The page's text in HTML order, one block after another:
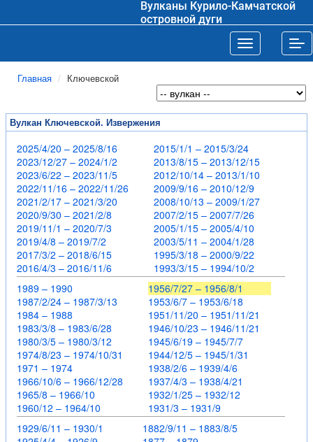
Вулканы Курило-Камчатской
островной дуги
Toggle
Главная Ключевской
Вулкан Ключевской. Извержения
2025/4/20 – 2025/8/16
2023/12/27 – 2024/1/2
2023/6/22 – 2023/11/5
2022/11/16 – 2022/11/26
2021/2/17 – 2021/3/20
2020/9/30 – 2021/2/8
2019/11/1 – 2020/7/3
2019/4/8 – 2019/7/2
2017/3/2 – 2018/6/15
2016/4/3 – 2016/11/6
2015/1/1 – 2015/3/24
2013/8/15 – 2013/12/15
2012/10/14 – 2013/1/10
2009/9/16 – 2010/12/9
2008/10/13 – 2009/1/27
2007/2/15 – 2007/7/26
2005/1/15 – 2005/4/10
2003/5/11 – 2004/1/28
1995/3/18 – 2000/9/22
1993/3/15 – 1994/10/2
1989 – 1990
1987/2/24 – 1987/3/13
1984 – 1988
1983/3/8 – 1983/6/28
1980/3/5 – 1980/3/12
1974/8/23 – 1974/10/31
1971 – 1974
1966/10/6 – 1966/12/28
1965/8 – 1966/10
1960/12 – 1964/10
1956/7/27 – 1956/8/1
1953/6/7 – 1953/6/18
1951/11/20 – 1951/11/21
1946/10/23 – 1946/11/21
1945/6/19 – 1945/7/7
1944/12/5 – 1945/1/31
1938/2/6 – 1939/4/6
1937/4/3 – 1938/4/21
1932/1/25 – 1932/12
1931/3 – 1931/9
1929/6/11 – 1930/1
1882/9/11 – 1883/8/5